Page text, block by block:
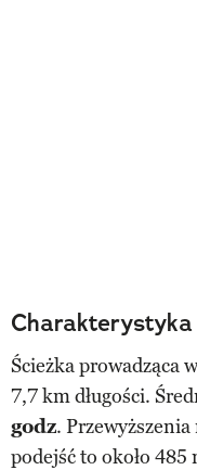
Ścieżka prowadząca
7,7 km długości.
godz.
podejść to około